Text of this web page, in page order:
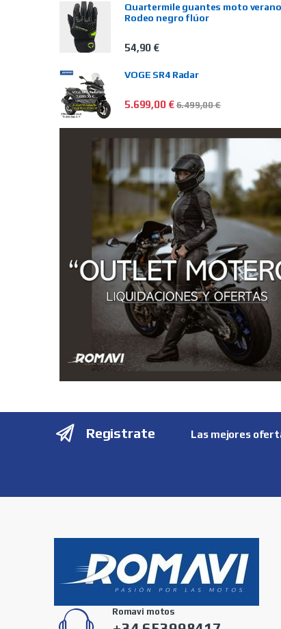
Quartermile guantes moto verano
Rodeo negro flúor
54,90 €
VOGE SR4 Radar
5.699,00 €6.499,00€
Registrate Las mejores
Romavi motos